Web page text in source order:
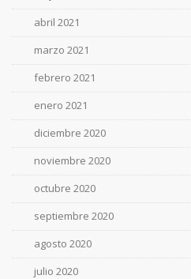
abril 2021
marzo 2021
febrero 2021
enero 2021
diciembre 2020
noviembre 2020
octubre 2020
septiembre 2020
agosto 2020
julio 2020